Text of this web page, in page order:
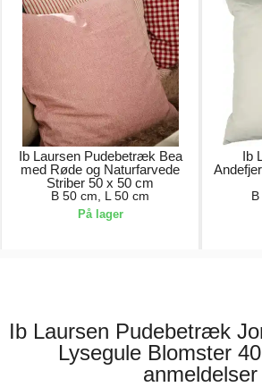
Ib Laursen Pudebetræk Bea
med Røde og Naturfarvede
Striber 50 x 50 cm
B 50 cm, L 50 cm
På lager
Ib
Ib Laursen Pudebetræk
Lysegule Blomster
anmeldelser